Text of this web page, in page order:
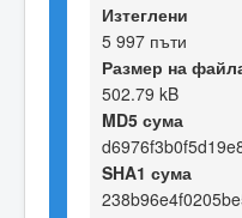
Изтеглени
5 997 пъти
Размер на
502.79 kB
MD5 сума
SHA1 сума